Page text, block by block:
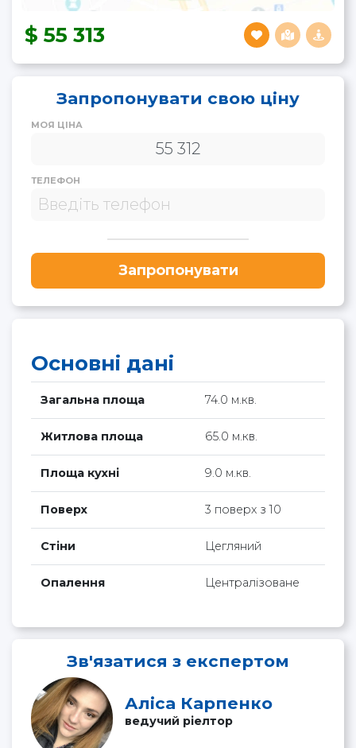
55 313
Запропонувати свою ціну
МОЯ ЦІНА
ТЕЛЕФОН
Запропонувати
Основні дані
Загальна площа 74.0 м.кв.
Житлова площа 65.0 м.кв.
Площа кухні 9.0 м.кв.
Поверх 3 поверх з 10
Стіни Цегляний
Опалення Централізоване
Зв'язатися з експертом
Аліса Карпенко
ведучий ріелтор